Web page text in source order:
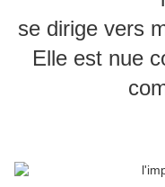
se dirige vers
Elle est nue